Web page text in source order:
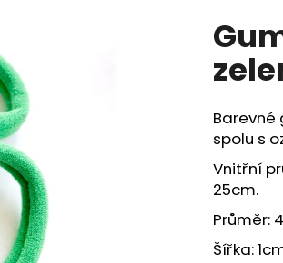
produktu
je
z
hvězdiček.
Barevné
spolu s
Vnitřní
25cm.
Průměr:
Šířka: